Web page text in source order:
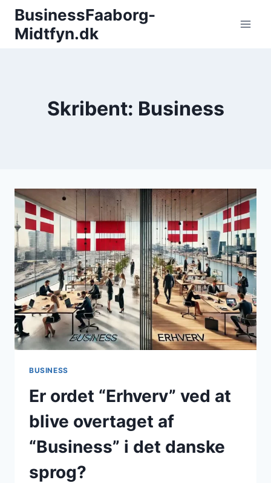
Fortsæt
indhold
BusinessFaaborg-
Midtfyn.dk
Skribent: Business
BUSINESS
Er ordet “Erhverv” ved at
blive overtaget af
“Business” i det danske
sprog?